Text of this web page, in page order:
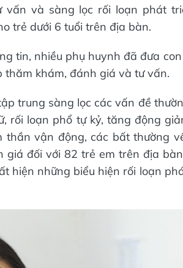
vấn và sàng lọc rối loạn phát
trẻ dưới 6 tuổi trên địa bàn.
tin, nhiều phụ huynh đã đưa
thăm khám, đánh giá và tư vấn.
trung sàng lọc các vấn đề
rối loạn phổ tự kỷ, tăng động
thần vận động, các bất thường
giá đối với 82 trẻ em trên địa
hiện những biểu hiện rối loạn